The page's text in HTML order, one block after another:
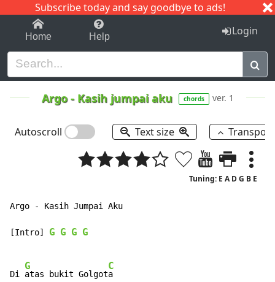
Subscribe today and say goodbye to ads!
1-9 C I J
Home Help Login
Argo- Kasih jumpai aku chords ver. 1
Autoscroll Text size
Tuning: E A D G B E
Argo - Kasih Jumpai Aku
[Intro] G G G G
Di
G
atas bukit Golgot
C
a